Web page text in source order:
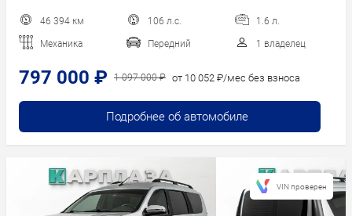
46 394 км 106 л.с. 1.6 л.
Механика Передний 1 владелец
797 000 ₽ 1 097 000 ₽ от 10 052 ₽/мес без взноса
Подробнее об автомобиле
VIN проверен